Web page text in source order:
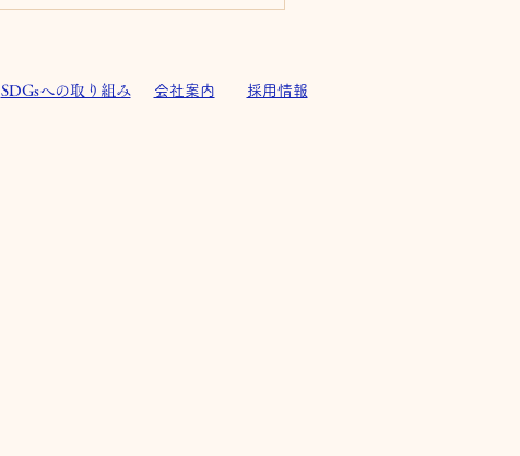
SDGsへの取り組み 会社案内 採用情報